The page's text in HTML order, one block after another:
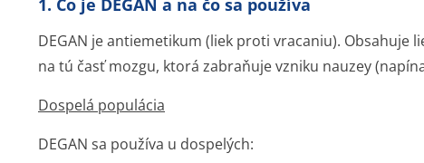
1. Čo je DEGAN a na čo sa používa
DEGAN je antiemetikum (liek proti vracaniu). Obsahuje
na tú časť mozgu, ktorá zabraňuje vzniku nauzey
Dospelá populácia
DEGAN sa používa u dospelých: